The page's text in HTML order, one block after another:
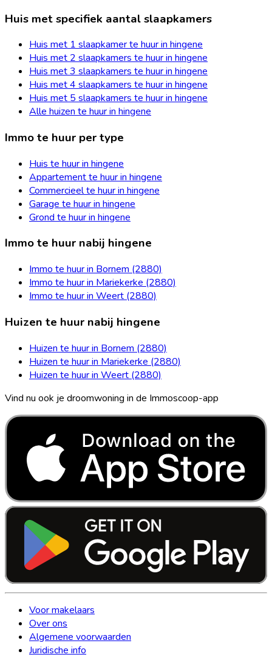
Huis met specifiek aantal slaapkamers
Huis met 1 slaapkamer te huur in hingene
Huis met 2 slaapkamers te huur in hingene
Huis met 3 slaapkamers te huur in hingene
Huis met 4 slaapkamers te huur in hingene
Huis met 5 slaapkamers te huur in hingene
Alle huizen te huur in hingene
Immo te huur per type
Huis te huur in hingene
Appartement te huur in hingene
Commercieel te huur in hingene
Garage te huur in hingene
Grond te huur in hingene
Immo te huur nabij hingene
Immo te huur in Bornem (2880)
Immo te huur in Mariekerke (2880)
Immo te huur in Weert (2880)
Huizen te huur nabij hingene
Huizen te huur in Bornem (2880)
Huizen te huur in Mariekerke (2880)
Huizen te huur in Weert (2880)
Vind nu ook je droomwoning in de Immoscoop-app
Voor makelaars
Over ons
Algemene voorwaarden
Juridische info